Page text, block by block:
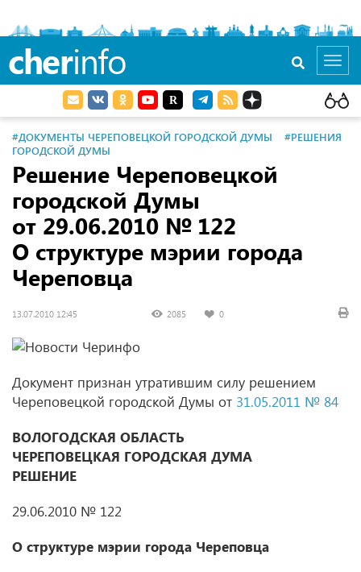
cherinfo
#ДОКУМЕНТЫ ЧЕРЕПОВЕЦКОЙ ГОРОДСКОЙ ДУМЫ
#РЕШЕНИЯ
ГОРОДСКОЙ ДУМЫ
Решение Череповецкой
городской Думы
от 29.06.2010 № 122
О структуре мэрии города
Череповца
13.07.2010 12:45 2085 0
Документ признан утратившим силу решением
Череповецкой городской Думы от 31.05.2011 № 84
ВОЛОГОДСКАЯ ОБЛАСТЬ
ЧЕРЕПОВЕЦКАЯ ГОРОДСКАЯ ДУМА
РЕШЕНИЕ
29.06.2010 № 122
О структуре мэрии города Череповца